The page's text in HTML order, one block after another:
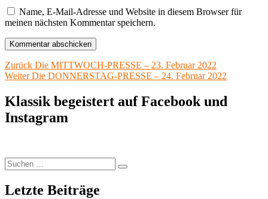
Name, E-Mail-Adresse und Website in diesem Browser für
meinen nächsten Kommentar speichern.
Beitragsnavigation
Zurück Vorheriger
Beitrag:
Die MITTWOCH-PRESSE – 23. Februar 2022
Weiter Nächster
Die DONNERSTAG-PRESSE – 24. Februar 2022
Klassik begeistert auf Facebook und
Instagram
Suchen
nach:
Suchen
Letzte Beiträge